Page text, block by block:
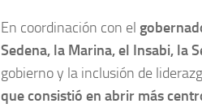
En coordinación con el
Sedena, la Marina, el Insabi, la
gobierno y la inclusión de
que consistió en abrir más